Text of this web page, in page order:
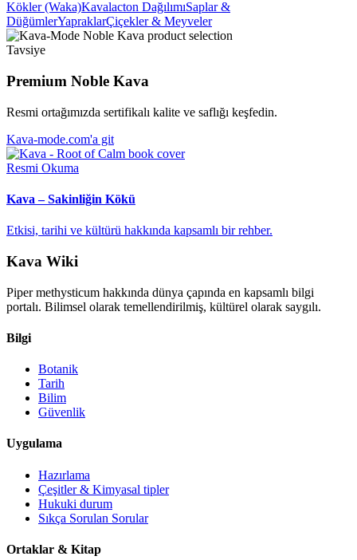
Kökler (Waka)Kavalacton DağılımıSaplar &
DüğümlerYapraklarÇiçekler & Meyveler
Tavsiye
Premium Noble Kava
Resmi ortağımızda sertifikalı kalite ve saflığı keşfedin.
Kava-mode.com'a git
Resmi Okuma
Kava – Sakinliğin Kökü
Etkisi, tarihi ve kültürü hakkında kapsamlı bir rehber.
Kava Wiki
Piper methysticum hakkında dünya çapında en kapsamlı bilgi
portalı. Bilimsel olarak temellendirilmiş, kültürel olarak saygılı.
Bilgi
Botanik
Tarih
Bilim
Güvenlik
Uygulama
Hazırlama
Çeşitler & Kimyasal tipler
Hukuki durum
Sıkça Sorulan Sorular
Ortaklar & Kitap